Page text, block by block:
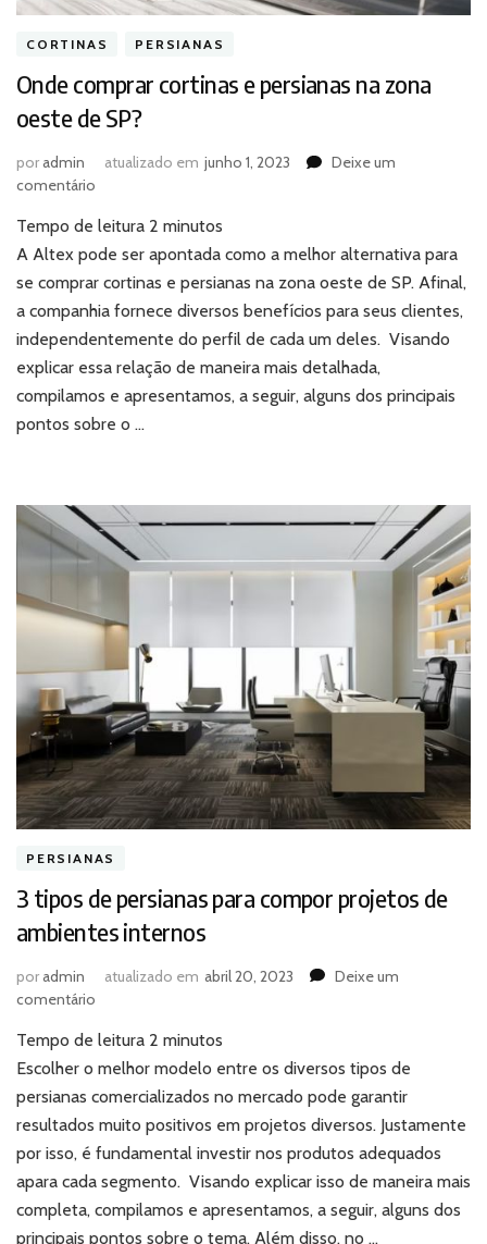
CORTINAS PERSIANAS
Onde comprar cortinas e persianas na zona
oeste de SP?
poradmin atualizado em junho 1, 2023
Deixe um
comentário
comprar
cortinas
e
na
zona
oeste
de
Tempo de leitura 2 minutos
A Altex pode ser apontada como a melhor alternativa para
se comprar cortinas e persianas na zona oeste de SP. Afinal,
a companhia fornece diversos benefícios para seus clientes,
independentemente do perfil de cada um deles. Visando
explicar essa relação de maneira mais detalhada,
compilamos e apresentamos, a seguir, alguns dos principais
pontos sobre o …
PERSIANAS
3 tipos de persianas para compor projetos de
ambientes internos
poradmin atualizado em abril 20, 2023
Deixe um
comentário
tipos
de
persianas
compor
projetos
de
ambientes
internos
Tempo de leitura 2 minutos
Escolher o melhor modelo entre os diversos tipos de
persianas comercializados no mercado pode garantir
resultados muito positivos em projetos diversos. Justamente
por isso, é fundamental investir nos produtos adequados
apara cada segmento. Visando explicar isso de maneira mais
completa, compilamos e apresentamos, a seguir, alguns dos
principais pontos sobre o tema. Além disso, no …